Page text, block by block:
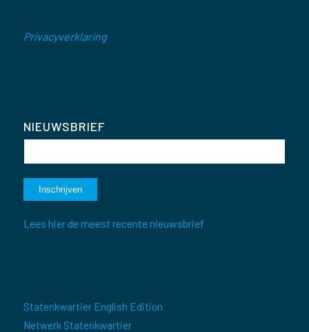
Privacyverklaring
NIEUWSBRIEF
Lees hier de meest recente nieuwsbrief
Statenkwartier English Edition
Netwerk Statenkwartier